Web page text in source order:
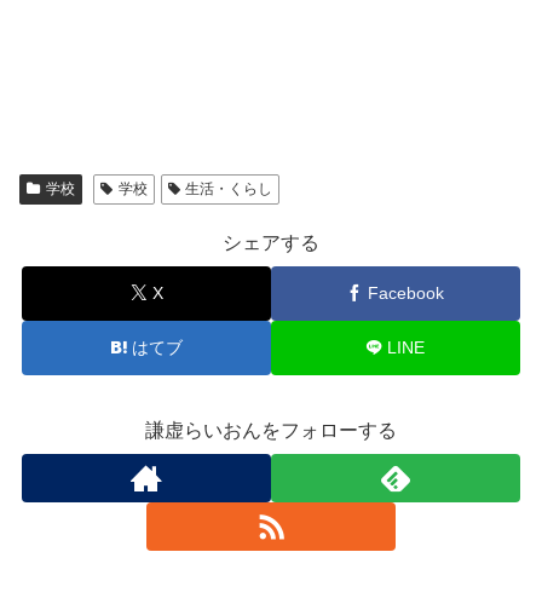
学校 学校 生活・くらし
シェアする
X Facebook
はてブ LINE
謙虚らいおんをフォローする